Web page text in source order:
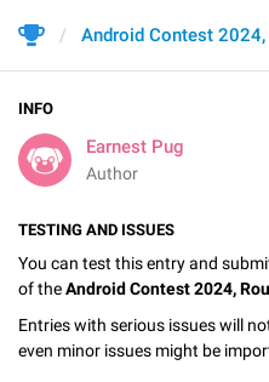
INFO
Earnest Pug
Author
TESTING AND ISSUES
You can test this entry and
of theAndroid Contest 2024,
Entries with serious issues will
even minor issues might be